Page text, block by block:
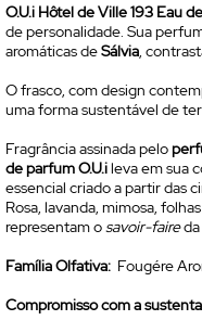
O.U.i Hôtel de Ville 193 Eau
de personalidade. Sua
aromáticas deSálvia,
O frasco, com design
uma forma sustentável de
Fragrância assinada pelo
de parfumO.U.ileva em sua
essencial criado a partir das
Rosa, lavanda, mimosa,
representam osavoir-faireda
Família Olfativa: Fougére
Compromisso com a